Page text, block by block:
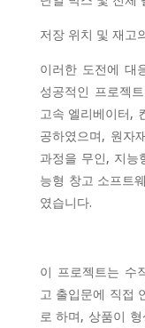
저장 위치 및 재고
이러한 도전에 대
성공적인 프로젝
고속 엘리베이터,
공하였으며, 원자
과정을 무인, 지능
능형 창고 소프트
였습니다.
이 프로젝트는 수
고 출입문에 직접
로 하며, 상품이